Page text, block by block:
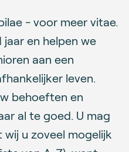
- voor meer vitae.
jaar en helpen we
aan een
leven.
behoeften en
al te goed. U mag
u zoveel mogelijk